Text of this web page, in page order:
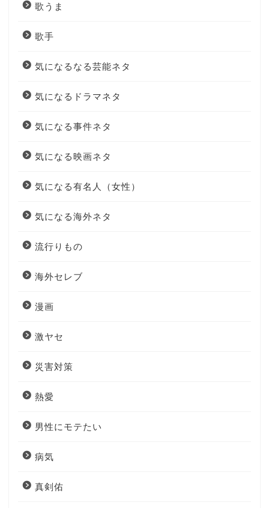
歌うま
歌手
気になるなる芸能ネタ
気になるドラマネタ
気になる事件ネタ
気になる映画ネタ
気になる有名人（女性）
気になる海外ネタ
流行りもの
海外セレブ
漫画
激ヤセ
災害対策
熱愛
男性にモテたい
病気
真剣佑